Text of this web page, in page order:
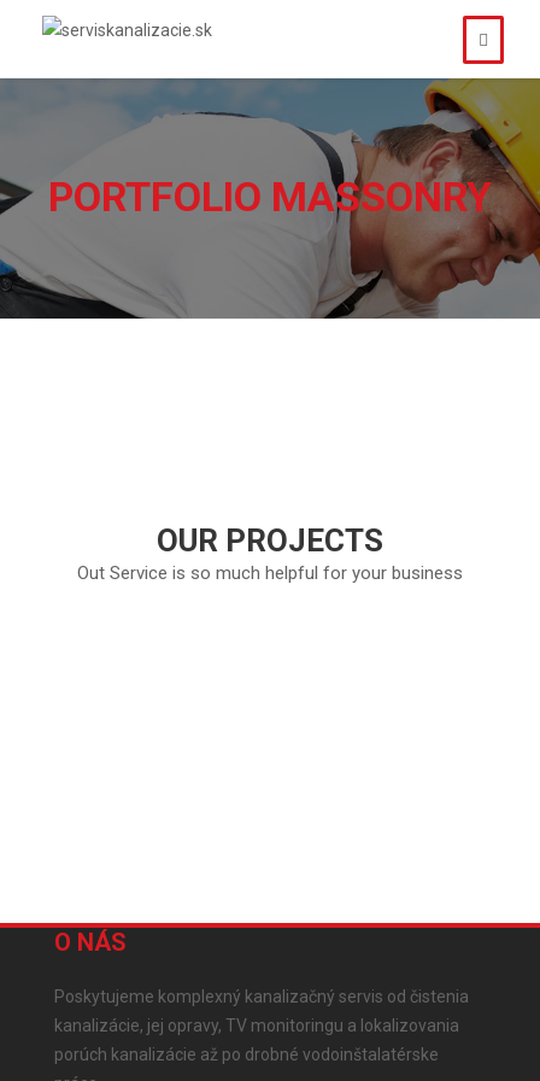
PORTFOLIO MASSONRY
OUR PROJECTS
Out Service is so much helpful for your business
O NÁS
Poskytujeme komplexný kanalizačný servis od čistenia
kanalizácie, jej opravy, TV monitoringu a lokalizovania
porúch kanalizácie až po drobné vodoinštalatérske